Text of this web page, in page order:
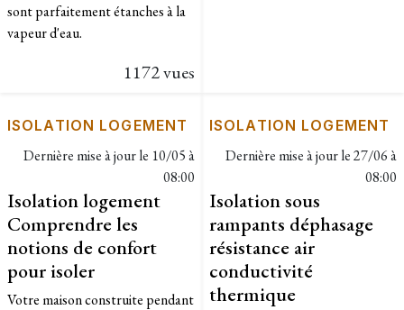
sont parfaitement étanches à la
vapeur d'eau.
1172 vues
ISOLATION LOGEMENT
Dernière mise à jour le 10/05 à
08:00
Isolation logement
Comprendre les
notions de confort
pour isoler
Votre maison construite pendant
ISOLATION LOGEMENT
Dernière mise à jour le27/06 à
08:00
Isolation sous
rampants déphasage
résistance air
conductivité
thermique